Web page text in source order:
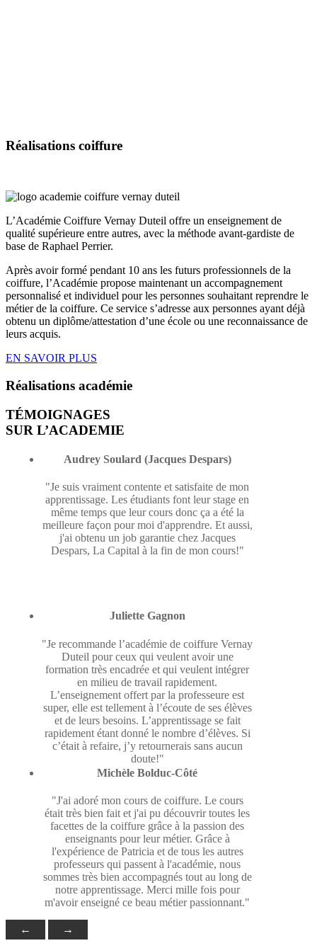
Réalisations coiffure
L’Académie Coiffure Vernay Duteil offre un enseignement de
qualité supérieure entre autres, avec la méthode avant-gardiste de
base de Raphael Perrier.
Après avoir formé pendant 10 ans les futurs professionnels de la
coiffure, l’Académie propose maintenant un accompagnement
personnalisé et individuel pour les personnes souhaitant reprendre le
métier de la coiffure. Ce service s’adresse aux personnes ayant déjà
obtenu un diplôme/attestation d’une école ou une reconnaissance de
leurs acquis.
EN SAVOIR PLUS
Réalisations académie
TÉMOIGNAGES
SUR L’ACADEMIE
Audrey Soulard (Jacques Despars)
"Je suis vraiment contente et satisfaite de mon
apprentissage. Les étudiants font leur stage en
même temps que leur cours donc ça a été la
meilleure façon pour moi d'apprendre. Et aussi,
j'ai obtenu un job garantie chez Jacques
Despars, La Capital à la fin de mon cours!"
Juliette Gagnon
"Je recommande l’académie de coiffure Vernay
Duteil pour ceux qui veulent avoir une
formation très encadrée et qui veulent intégrer
en milieu de travail rapidement.
L’enseignement offert par la professeure est
super, elle est tellement à l’écoute de ses élèves
et de leurs besoins. L’apprentissage se fait
rapidement étant donné le nombre d’élèves. Si
c’était à refaire, j’y retournerais sans aucun
doute!"
Michèle Bolduc-Côté
"J'ai adoré mon cours de coiffure. Le cours
était très bien fait et j'ai pu découvrir toutes les
facettes de la coiffure grâce à la passion des
enseignants pour leur métier. Grâce à
l'expérience de Patricia et de tous les autres
professeurs qui passent à l'académie, nous
sommes très bien accompagnés tout au long de
notre apprentissage. Merci mille fois pour
m'avoir enseigné ce beau métier passionnant."
← →